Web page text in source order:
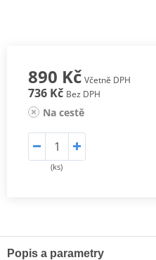
890 Kč Včetně DPH
736 Kč Bez DPH
Na cestě
(ks)
Popis a parametry